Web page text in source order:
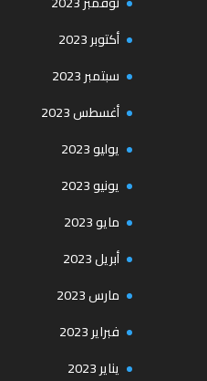
أكتوبر 2023
سبتمبر 2023
أغسطس 2023
يوليو 2023
يونيو 2023
مايو 2023
أبريل 2023
مارس 2023
فبراير 2023
يناير 2023